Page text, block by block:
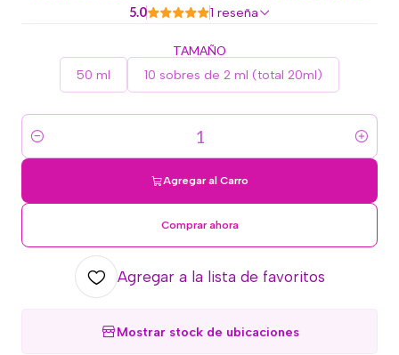
5.0 1 reseña
TAMAÑO
50 ml 10 sobres de 2 ml (total 20ml)
Cantidad
Agregar al Carro
Comprar ahora
Agregar a la lista de favoritos
Mostrar stock de ubicaciones